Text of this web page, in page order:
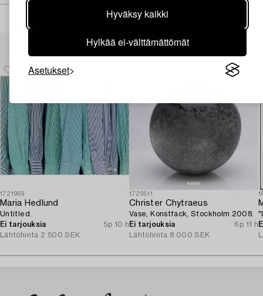
Hyväksy kaikki
Hylkää ei-välttämättömät
Asetukset
Muiden katsomia kohteita
1721969
Maria Hedlund
Untitled.
Ei tarjouksia
5p 10 h
Lähtöhinta 2 500 SEK
1729511
Christer Chytraeus
Vase, Konstfack, Stockholm 2008.
Ei tarjouksia
6p 11 h
Lähtöhinta 8 000 SEK